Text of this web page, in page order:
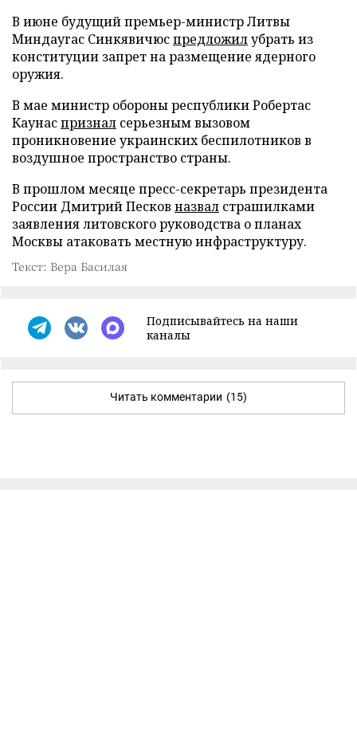
В июне будущий премьер-министр Литвы
Миндаугас Синкявичюспредложилубрать из
конституции запрет на размещение ядерного
оружия.
В мае министр обороны республики Робертас
Каунаспризнал серьезным вызовом
проникновение украинских беспилотников в
воздушное пространство страны.
В прошлом месяце пресс-секретарь президента
России Дмитрий Песков назвал страшилками
заявления литовского руководства о планах
Москвы атаковать местную инфраструктуру.
Текст: Вера Басилая
Подписывайтесь на наши
каналы
Читать комментарии (15)